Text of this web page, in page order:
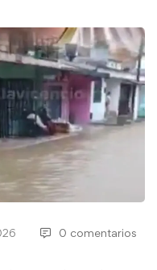
0 comentarios